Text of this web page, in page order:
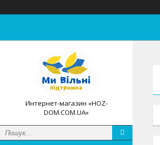
Интернет-магазин «HOZ-
DOM.COM.UA»